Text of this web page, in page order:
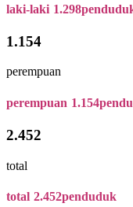
laki-laki 1.298
1.154
perempuan
perempuan 1.154
2.452
total
total 2.452penduduk